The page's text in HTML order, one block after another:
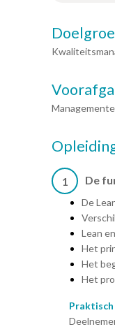
1 De
De
Lean
Het
Het
Het